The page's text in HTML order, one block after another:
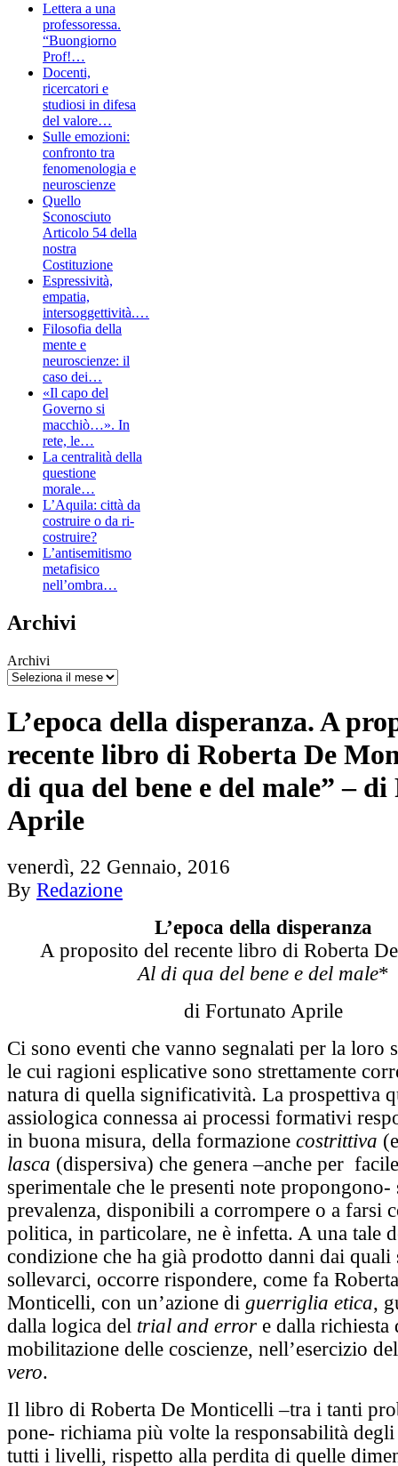
Lettera a una
professoressa.
“Buongiorno
Prof!…
Docenti,
ricercatori e
studiosi in difesa
del valore…
Sulle emozioni:
confronto tra
fenomenologia e
neuroscienze
Quello
Sconosciuto
Articolo 54 della
nostra
Costituzione
Espressività,
empatia,
intersoggettività.…
Filosofia della
mente e
neuroscienze: il
caso dei…
«Il capo del
Governo si
macchiò…». In
rete, le…
La centralità della
questione
morale…
L’Aquila: città da
costruire o da ri-
costruire?
L’antisemitismo
metafisico
nell’ombra…
Archivi
Archivi
L’epoca della disperanza. A
recente libro di Roberta De
di qua del bene e del male” –
Aprile
venerdì, 22 Gennaio, 2016
By Redazione
L’epoca della disperanza
A proposito del recente libro di Roberta
Al di qua del bene e del male*
di Fortunato Aprile
Ci sono eventi che vanno segnalati per la loro
le cui ragioni esplicative sono strettamente
natura di quella significatività. La prospettiva
assiologica connessa ai processi formativi
in buona misura, della formazione costrittiva
lasca (dispersiva) che genera –anche per
sperimentale che le presenti note
prevalenza, disponibili a corrompere o a farsi
politica, in particolare, ne è infetta. A una tale
condizione che ha già prodotto danni dai quali
sollevarci, occorre rispondere, come fa
Monticelli, con un’azione di guerriglia etica,
dalla logica del trial and error e dalla richiesta
mobilitazione delle coscienze, nell’esercizio
vero.
Il libro di Roberta De Monticelli –tra i tanti
pone- richiama più volte la responsabilità
tutti i livelli, rispetto alla perdita di quelle